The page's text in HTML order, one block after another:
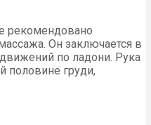
рекомендовано
Он заключается в
по ладони. Рука
половине груди,